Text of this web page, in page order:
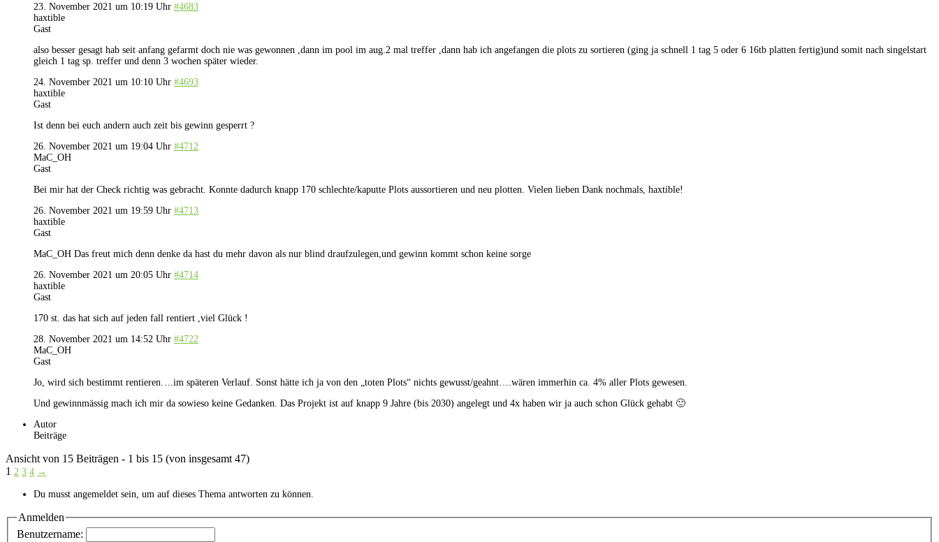
23. November 2021 um 10:19 Uhr #4683
haxtible
Gast
also besser gesagt hab seit anfang gefarmt doch nie was gewonnen ,dann im pool im aug.2 mal treffer ,dann hab ich angefangen die plots zu sortieren (ging ja schnell 1 tag 5 oder 6 16tb platten fertig)und somit nach singelstart
gleich 1 tag sp. treffer und denn 3 wochen später wieder.
24. November 2021 um 10:10 Uhr #4693
haxtible
Gast
Ist denn bei euch andern auch zeit bis gewinn gesperrt ?
26. November 2021 um 19:04 Uhr #4712
MaC_OH
Gast
Bei mir hat der Check richtig was gebracht. Konnte dadurch knapp 170 schlechte/kaputte Plots aussortieren und neu plotten. Vielen lieben Dank nochmals, haxtible!
26. November 2021 um 19:59 Uhr #4713
haxtible
Gast
MaC_OH Das freut mich denn denke da hast du mehr davon als nur blind draufzulegen,und gewinn kommt schon keine sorge
26. November 2021 um 20:05 Uhr #4714
haxtible
Gast
170 st. das hat sich auf jeden fall rentiert ,viel Glück !
28. November 2021 um 14:52 Uhr #4722
MaC_OH
Gast
Jo, wird sich bestimmt rentieren….im späteren Verlauf. Sonst hätte ich ja von den „toten Plots“ nichts gewusst/geahnt….wären immerhin ca. 4% aller Plots gewesen.
Und gewinnmässig mach ich mir da sowieso keine Gedanken. Das Projekt ist auf knapp 9 Jahre (bis 2030) angelegt und 4x haben wir ja auch schon Glück gehabt 🙂
Autor
Beiträge
Ansicht von 15 Beiträgen - 1 bis 15 (von insgesamt 47)
1 2 3 4 →
Du musst angemeldet sein, um auf dieses Thema antworten zu können.
Anmelden
Benutzername: